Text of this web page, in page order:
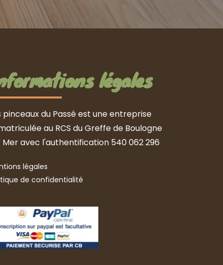
légales
pinceaux du Passé est une entreprise
au RCS du Greffe de Boulogne
Mer avec l'authentification 540 062 296
légales
de confidentialité